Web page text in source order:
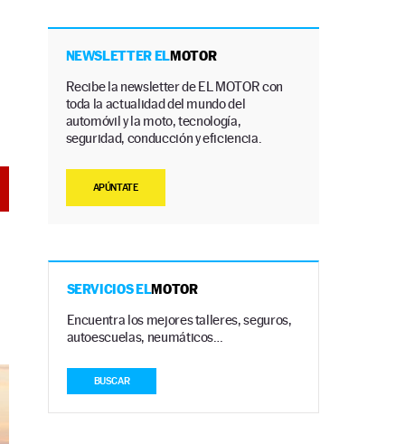
NEWSLETTER ELMOTOR
Recibe la newsletter de EL MOTOR con
toda la actualidad del mundo del
automóvil y la moto, tecnología,
seguridad, conducción y eficiencia.
APÚNTATE
SERVICIOS ELMOTOR
Encuentra los mejores talleres, seguros,
autoescuelas, neumáticos…
BUSCAR